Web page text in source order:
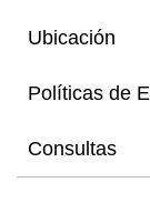
Ubicación
Políticas de
Consultas